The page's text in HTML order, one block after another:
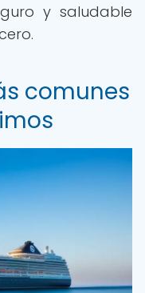
y saludable
comunes